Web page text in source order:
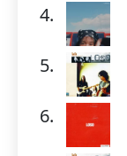
4.
5.
6.